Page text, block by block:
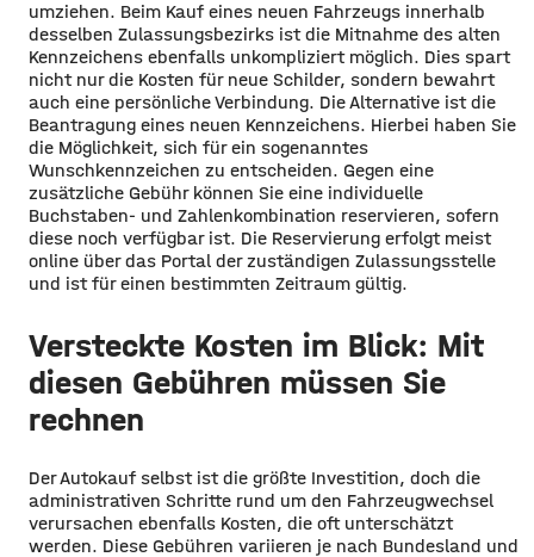
umziehen. Beim Kauf eines neuen Fahrzeugs innerhalb
desselben Zulassungsbezirks ist die Mitnahme des alten
Kennzeichens ebenfalls unkompliziert möglich. Dies spart
nicht nur die Kosten für neue Schilder, sondern bewahrt
auch eine persönliche Verbindung. Die Alternative ist die
Beantragung eines neuen Kennzeichens. Hierbei haben Sie
die Möglichkeit, sich für ein sogenanntes
Wunschkennzeichen zu entscheiden. Gegen eine
zusätzliche Gebühr können Sie eine individuelle
Buchstaben- und Zahlenkombination reservieren, sofern
diese noch verfügbar ist. Die Reservierung erfolgt meist
online über das Portal der zuständigen Zulassungsstelle
und ist für einen bestimmten Zeitraum gültig.
Versteckte Kosten im Blick: Mit
diesen Gebühren müssen Sie
rechnen
Der Autokauf selbst ist die größte Investition, doch die
administrativen Schritte rund um den Fahrzeugwechsel
verursachen ebenfalls Kosten, die oft unterschätzt
werden. Diese Gebühren variieren je nach Bundesland und